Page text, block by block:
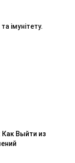
імунітету.
Выйти из